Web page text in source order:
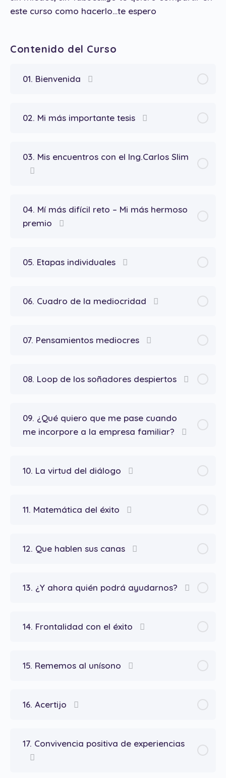
este curso como hacerlo…te espero
Contenido del Curso
01. Bienvenida
02. Mi más importante tesis
03. Mis encuentros con el Ing.Carlos Slim
04. Mí más difícil reto – Mi más hermoso
premio
05. Etapas individuales
06. Cuadro de la mediocridad
07. Pensamientos mediocres
08. Loop de los soñadores despiertos
09. ¿Qué quiero que me pase cuando
me incorpore a la empresa familiar?
10. La virtud del diálogo
11. Matemática del éxito
12. Que hablen sus canas
13. ¿Y ahora quién podrá ayudarnos?
14. Frontalidad con el éxito
15. Rememos al unísono
16. Acertijo
17. Convivencia positiva de experiencias